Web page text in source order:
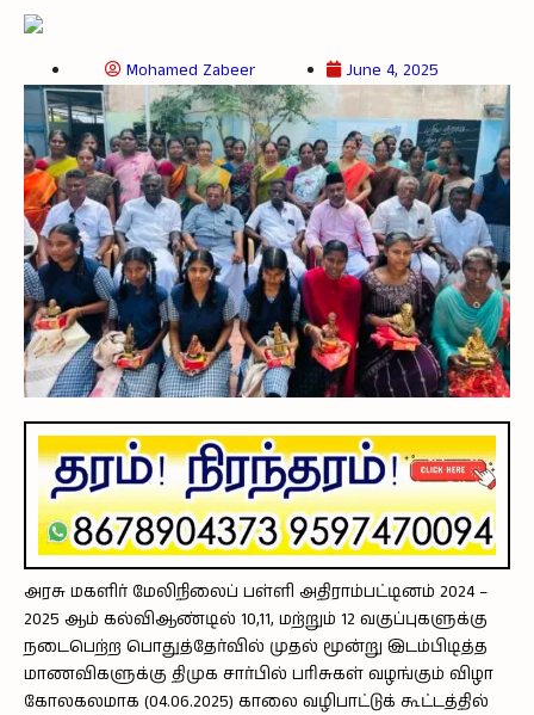
Mohamed Zabeer June 4, 2025
அரசு மகளிர் மேலிநிலைப் பள்ளி அதிராம்பட்டினம் 2024 –
2025 ஆம் கல்விஆண்டில் 10,11, மற்றும் 12 வகுப்புகளுக்கு
நடைபெற்ற பொதுத்தேர்வில் முதல் மூன்று இடம்பிடித்த
மாணவிகளுக்கு திமுக சார்பில் பரிசுகள் வழங்கும் விழா
கோலகலமாக (04.06.2025) காலை வழிபாட்டுக் கூட்டத்தில்